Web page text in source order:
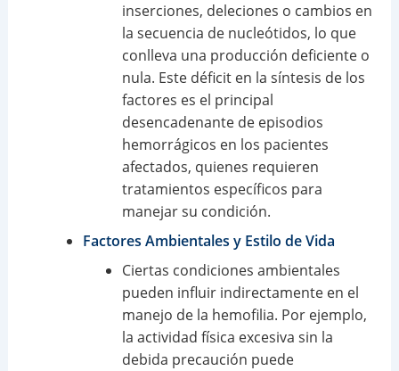
inserciones, deleciones o cambios en
la secuencia de nucleótidos, lo que
conlleva una producción deficiente o
nula. Este déficit en la síntesis de los
factores es el principal
desencadenante de episodios
hemorrágicos en los pacientes
afectados, quienes requieren
tratamientos específicos para
manejar su condición.
Factores Ambientales y Estilo de Vida
Ciertas condiciones ambientales
pueden influir indirectamente en el
manejo de la hemofilia. Por ejemplo,
la actividad física excesiva sin la
debida precaución puede